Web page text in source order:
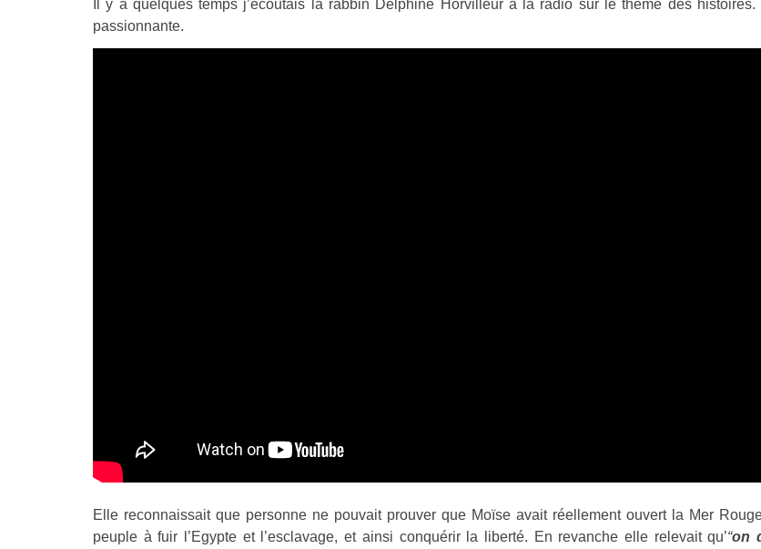
Il y a quelques temps j’écoutais la rabbin Delphine Horvilleur à la radio sur le thème des histoires.
passionnante.
Elle reconnaissait que personne ne pouvait prouver que Moïse avait réellement ouvert la Mer
peuple à fuir l’Egypte et l’esclavage, et ainsi conquérir la liberté. En revanche elle relevait qu’“on